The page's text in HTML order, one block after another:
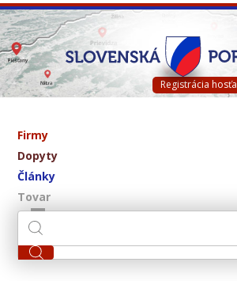
Registrácia hosťa
Firmy
Dopyty
Články
Tovar